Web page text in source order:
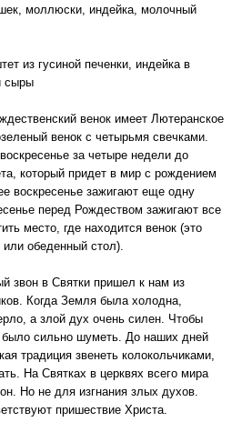
моллюски, индейка, молочный
из гусиной печенки, индейка в
сыры
венок имеет Лютеранское
венок с четырьмя свечками.
за четыре недели до
который придет в мир с рождением
воскресенье зажигают еще одну
перед Рождеством зажигают все
место, где находится венок (это
обеденный стол).
звон в Святки пришел к нам из
Когда Земля была холодна,
а злой дух очень силен. Чтобы
было сильно шуметь. До наших дней
традиция звенеть колокольчиками,
На Святках в церквях всего мира
Но не для изгнания злых духов.
пришествие Христа.